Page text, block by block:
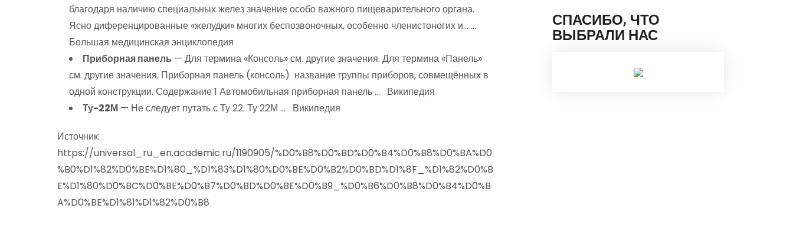
благодаря наличию специальных желез значение особо важного пищеварительного органа.
Ясно диференцированные «желудки» многих беспозвоночных, особенно членистоногих и… …
Большая медицинская энциклопедия
Приборная панель — Для термина «Консоль» см. другие значения. Для термина «Панель»
см. другие значения. Приборная панель (консоль) название группы приборов, совмещённых в
одной конструкции. Содержание 1 Автомобильная приборная панель … Википедия
Ту-22М — Не следует путать с Ту 22. Ту 22М … Википедия
Источник:
https://universal_ru_en.academic.ru/1190905/%D0%B8%D0%BD%D0%B4%D0%B8%D0%BA%D0
%B0%D1%82%D0%BE%D1%80_%D1%83%D1%80%D0%BE%D0%B2%D0%BD%D1%8F_%D1%82%D0%B
E%D1%80%D0%BC%D0%BE%D0%B7%D0%BD%D0%BE%D0%B9_%D0%B6%D0%B8%D0%B4%D0%B
A%D0%BE%D1%81%D1%82%D0%B8
СПАСИБО, ЧТО
ВЫБРАЛИ НАС